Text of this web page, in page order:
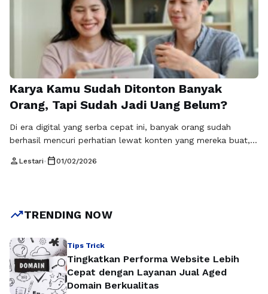
Karya Kamu Sudah Ditonton Banyak
Orang, Tapi Sudah Jadi Uang Belum?
Di era digital yang serba cepat ini, banyak orang sudah
berhasil mencuri perhatian lewat konten yang mereka buat,
tahu langkah lanjutan untuk mendapatkan hasil nyata. Di
person Lestari• calendar_today01/02/2026
trending_upTRENDING NOW
Tips Trick
Tingkatkan Performa Website Lebih
Cepat dengan Layanan Jual Aged
Domain Berkualitas